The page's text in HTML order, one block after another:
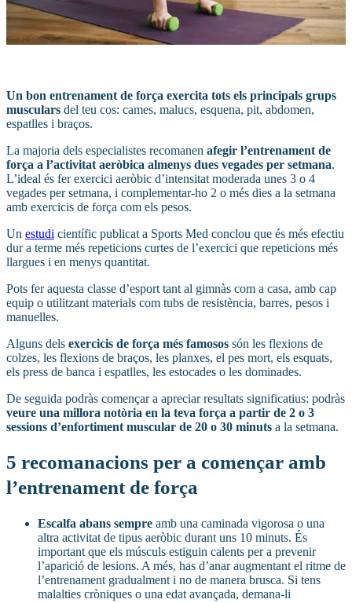
Un bon entrenament de força exercita tots els principals grups
musculars del teu cos: cames, malucs, esquena, pit, abdomen,
espatlles i braços.
La majoria dels especialistes recomanen afegir l’entrenament de
força a l’activitat aeròbica almenys dues vegades per setmana.
L’ideal és fer exercici aeròbic d’intensitat moderada unes 3 o 4
vegades per setmana, i complementar-ho 2 o més dies a la setmana
amb exercicis de força com els pesos.
Un estudi científic publicat a Sports Med conclou que és més efectiu
dur a terme més repeticions curtes de l’exercici que repeticions més
llargues i en menys quantitat.
Pots fer aquesta classe d’esport tant al gimnàs com a casa, amb cap
equip o utilitzant materials com tubs de resistència, barres, pesos i
manuelles.
Alguns dels exercicis de força més famosos són les flexions de
colzes, les flexions de braços, les planxes, el pes mort, els esquats,
els press de banca i espatlles, les estocades o les dominades.
De seguida podràs començar a apreciar resultats significatius: podràs
veure una millora notòria en la teva força a partir de 2 o 3
sessions d’enfortiment muscular de 20 o 30 minuts a la setmana.
5 recomanacions per a començar amb
l’entrenament de força
Escalfa abans sempre amb una caminada vigorosa o una
altra activitat de tipus aeròbic durant uns 10 minuts. És
important que els músculs estiguin calents per a prevenir
l’aparició de lesions. A més, has d’anar augmentant el ritme de
l’entrenament gradualment i no de manera brusca. Si tens
malalties cròniques o una edat avançada, demana-li